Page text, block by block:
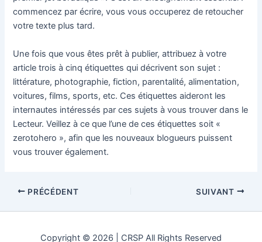
commencez par écrire, vous vous occuperez de retoucher
votre texte plus tard.
Une fois que vous êtes prêt à publier, attribuez à votre
article trois à cinq étiquettes qui décrivent son sujet :
littérature, photographie, fiction, parentalité, alimentation,
voitures, films, sports, etc. Ces étiquettes aideront les
internautes intéressés par ces sujets à vous trouver dans le
Lecteur. Veillez à ce que l’une de ces étiquettes soit «
zerotohero », afin que les nouveaux blogueurs puissent
vous trouver également.
PRÉCÉDENT SUIVANT
Copyright © 2026 | CRSP All Rights Reserved